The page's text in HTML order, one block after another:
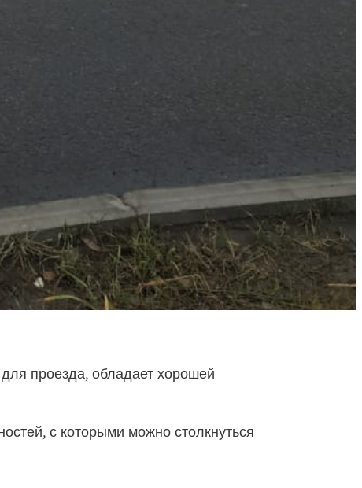
проезда, обладает хорошей
с которыми можно столкнуться